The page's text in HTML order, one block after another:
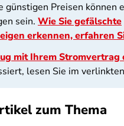
günstigen Preisen können
sein. Wie Sie gefälschte
erkennen, erfahren
mit Ihrem Stromvertrag
lesen Sie im
zum Thema